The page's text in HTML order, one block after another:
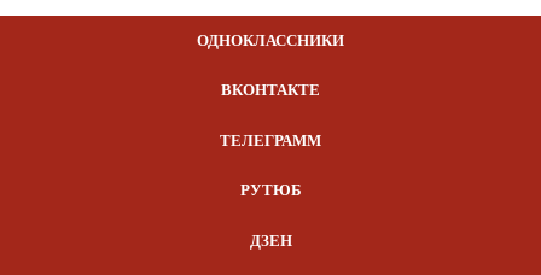
ОДНОКЛАССНИКИ
ВКОНТАКТЕ
ТЕЛЕГРАММ
РУТЮБ
ДЗЕН